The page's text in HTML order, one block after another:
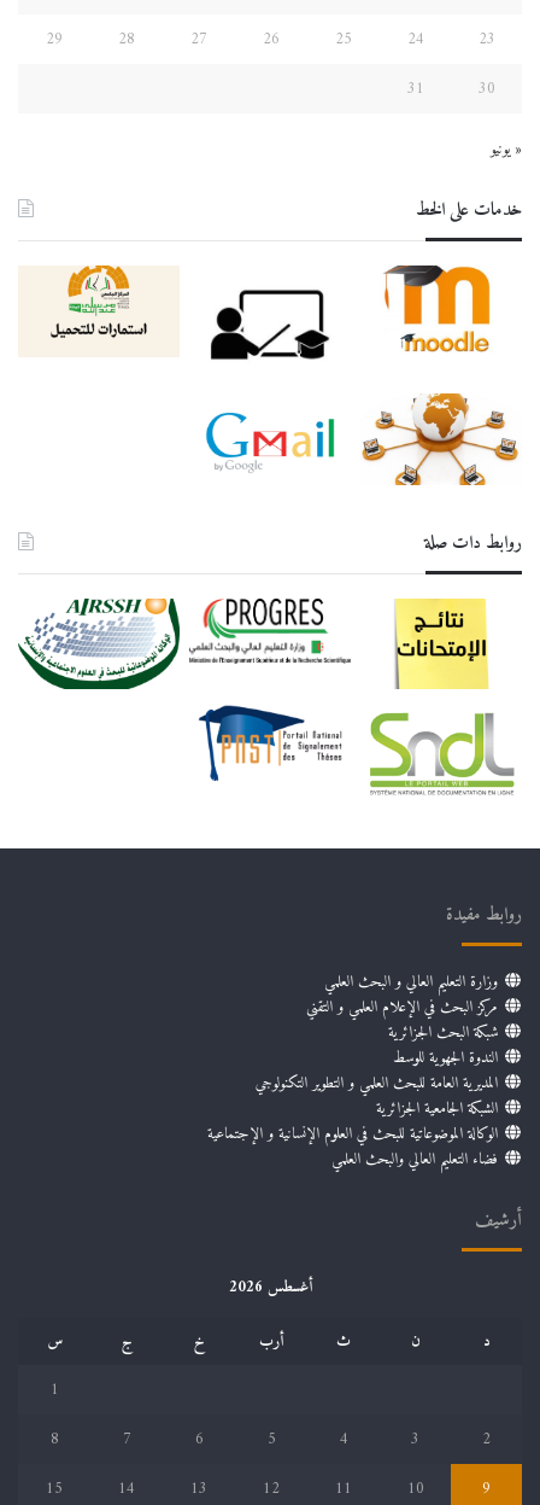
23
24
25
26
27
28
29
30
31
« يونيو
خدمات على الخط
روابط دات صلة
روابط مفيدة
وزارة التعليم العالي و البحث العلمي
مركز البحث في الإعلام العلمي و التقني
شبكة البحث الجزائرية
الندوة الجهوية للوسط
المديرية العامة للبحث العلمي و التطوير التكنولوجي
الشبكة الجامعية الجزائرية
الوكالة الموضوعاتية للبحث في العلوم الإنسانية و الإجتماعية
فضاء التعليم العالي والبحث العلمي
أرشيف
أغسطس 2026
د
ن ث أرب خ ج
س
1
2
3
4
5
6
7
8
9
10
11
12
13
14
15